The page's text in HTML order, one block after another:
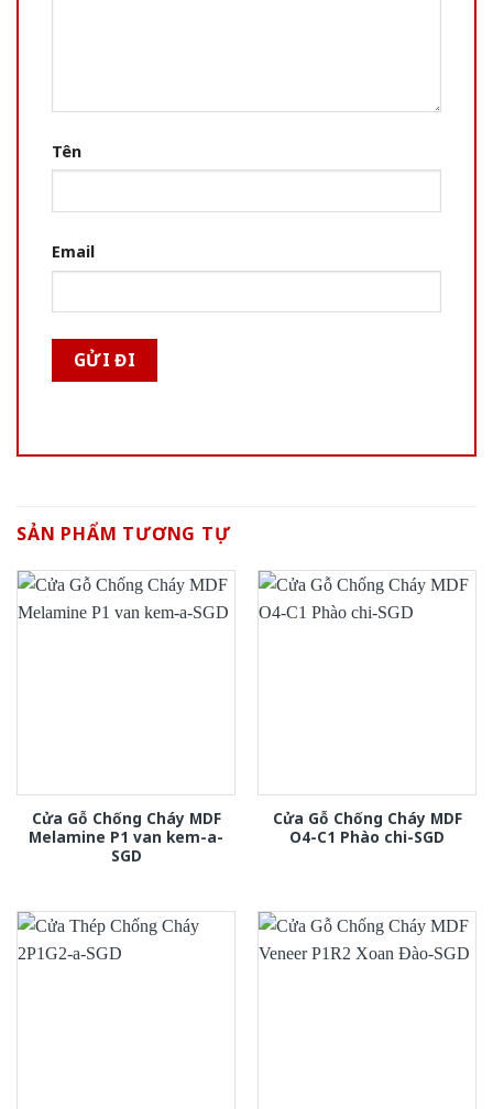
Tên
Email
SẢN PHẨM TƯƠNG TỰ
Cửa Gỗ Chống Cháy MDF
Melamine P1 van kem-a-
SGD
Cửa Gỗ Chống Cháy MDF
O4-C1 Phào chi-SGD